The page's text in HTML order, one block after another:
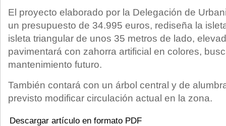
El proyecto elaborado por la Delegación de
un presupuesto de 34.995 euros, rediseña la
isleta triangular de unos 35 metros de lado,
pavimentará con zahorra artificial en colores,
mantenimiento futuro.
También contará con un árbol central y de
previsto modificar circulación actual en la zona.
Descargar artículo en formato PDF